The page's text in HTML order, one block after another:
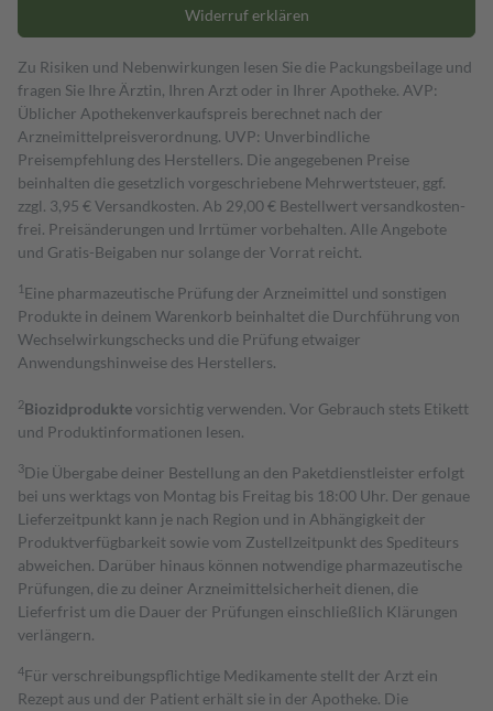
Widerruf erklären
Zu Risiken und Nebenwirkungen lesen Sie die Packungsbeilage und
fragen Sie Ihre Ärztin, Ihren Arzt oder in Ihrer Apotheke. AVP:
Üblicher Apothekenverkaufspreis berechnet nach der
Arzneimittelpreisverordnung. UVP: Unverbindliche
Preisempfehlung des Herstellers. Die angegebenen Preise
beinhalten die gesetzlich vorgeschriebene Mehrwertsteuer, ggf.
zzgl. 3,95 € Versandkosten. Ab 29,00 € Bestell­wert versand­kosten­
frei. Preisänderungen und Irrtümer vorbehalten. Alle Angebote
und Gratis-Beigaben nur solange der Vorrat reicht.
1 Eine pharmazeutische Prüfung der Arzneimittel und sonstigen
Produkte in deinem Warenkorb beinhaltet die Durchführung von
Wechselwirkungschecks und die Prüfung etwaiger
Anwendungshinweise des Herstellers.
2Biozidproduktevorsichtig verwenden. Vor Gebrauch stets Etikett
und Produktinformationen lesen.
3Die Übergabe deiner Bestellung an den Paketdienstleister erfolgt
bei uns werktags von Montag bis Freitag bis 18:00 Uhr. Der genaue
Lieferzeitpunkt kann je nach Region und in Abhängigkeit der
Produktverfügbarkeit sowie vom Zustellzeitpunkt des Spediteurs
abweichen. Darüber hinaus können notwendige pharmazeutische
Prüfungen, die zu deiner Arzneimittelsicherheit dienen, die
Lieferfrist um die Dauer der Prüfungen einschließlich Klärungen
verlängern.
4Für verschreibungspflichtige Medikamente stellt der Arzt ein
Rezept aus und der Patient erhält sie in der Apotheke. Die